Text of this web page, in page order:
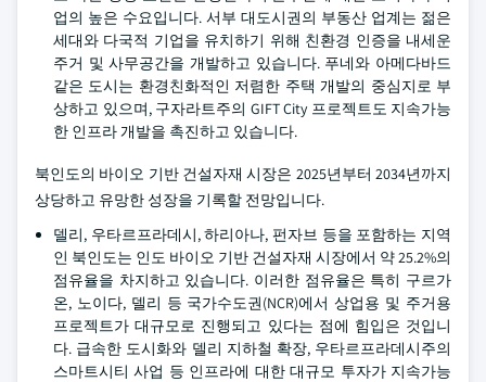
업의 높은 수요입니다. 서부 대도시권의 부동산 업계는 젊은
세대와 다국적 기업을 유치하기 위해 친환경 인증을 내세운
주거 및 사무공간을 개발하고 있습니다. 푸네와 아메다바드
같은 도시는 환경친화적인 저렴한 주택 개발의 중심지로 부
상하고 있으며, 구자라트주의 GIFT City 프로젝트도 지속가능
한 인프라 개발을 촉진하고 있습니다.
북인도의 바이오 기반 건설자재 시장은 2025년부터 2034년까지
상당하고 유망한 성장을 기록할 전망입니다.
델리, 우타르프라데시, 하리아나, 펀자브 등을 포함하는 지역
인 북인도는 인도 바이오 기반 건설자재 시장에서 약 25.2%의
점유율을 차지하고 있습니다. 이러한 점유율은 특히 구르가
온, 노이다, 델리 등 국가수도권(NCR)에서 상업용 및 주거용
프로젝트가 대규모로 진행되고 있다는 점에 힘입은 것입니
다. 급속한 도시화와 델리 지하철 확장, 우타르프라데시주의
스마트시티 사업 등 인프라에 대한 대규모 투자가 지속가능